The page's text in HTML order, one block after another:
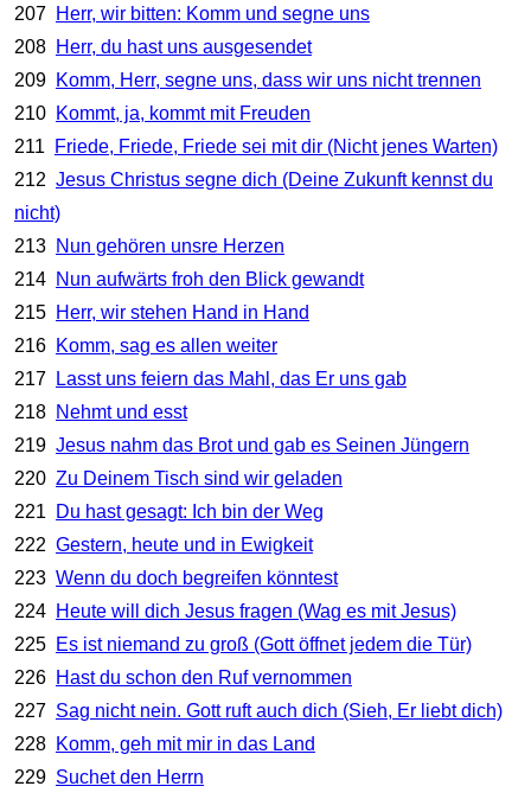
207 Herr, wir bitten: Komm und segne uns
208 Herr, du hast uns ausgesendet
209 Komm, Herr, segne uns, dass wir uns nicht trennen
210 Kommt, ja, kommt mit Freuden
211
Friede, Friede, Friede sei mit dir (Nicht jenes Warten)
212 Jesus Christus segne dich (Deine Zukunft kennst du
nicht)
213 Nun gehören unsre Herzen
214 Nun aufwärts froh den Blick gewandt
215 Herr, wir stehen Hand in Hand
216 Komm, sag es allen weiter
217
Lasst uns feiern das Mahl, das Er uns gab
218 Nehmt und esst
219 Jesus nahm das Brot und gab es Seinen Jüngern
220 Zu Deinem Tisch sind wir geladen
221
Du hast gesagt: Ich bin der Weg
222 Gestern, heute und in Ewigkeit
223 Wenn du doch begreifen könntest
224 Heute will dich Jesus fragen (Wag es mit Jesus)
225 Es ist niemand zu groß (Gott öffnet jedem die Tür)
226 Hast du schon den Ruf vernommen
227 Sag nicht nein. Gott ruft auch dich (Sieh, Er liebt dich)
228 Komm, geh mit mir in das Land
229 Suchet den Herrn